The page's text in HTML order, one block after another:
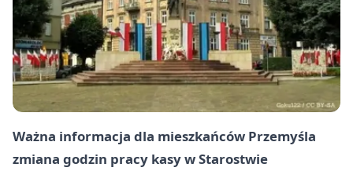
Ważna informacja dla mieszkańców Przemyśla
zmiana godzin pracy kasy w Starostwie